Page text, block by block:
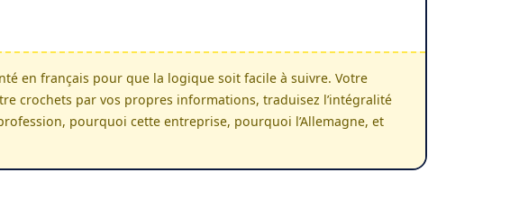
en français pour que la logique soit facile à suivre. Votre
crochets par vos propres informations, traduisez l’intégralité
pourquoi cette entreprise, pourquoi l’Allemagne, et